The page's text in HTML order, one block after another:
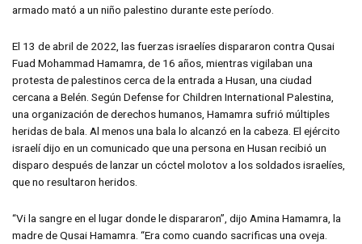
armado mató a un niño palestino durante este período.
El 13 de abril de 2022, las fuerzas israelíes dispararon contra Qusai
Fuad Mohammad Hamamra, de 16 años, mientras vigilaban una
protesta de palestinos cerca de la entrada a Husan, una ciudad
cercana a Belén. Según Defense for Children International Palestina,
una organización de derechos humanos, Hamamra sufrió múltiples
heridas de bala. Al menos una bala lo alcanzó en la cabeza. El ejército
israelí dijo en un comunicado que una persona en Husan recibió un
disparo después de lanzar un cóctel molotov a los soldados israelíes,
que no resultaron heridos.
“Vi la sangre en el lugar donde le dispararon”, dijo Amina Hamamra, la
madre de Qusai Hamamra. “Era como cuando sacrificas una oveja.